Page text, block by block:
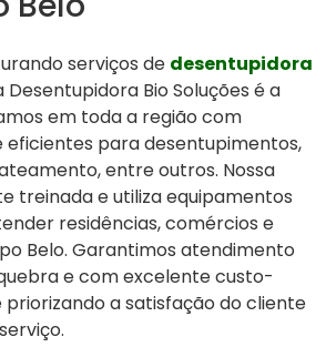
serviços de desentupidora
Desentupidora Bio Soluções é a
em toda a região com
eficientes para desentupimentos,
entre outros. Nossa
treinada e utiliza equipamentos
residências, comércios e
Belo. Garantimos atendimento
e com excelente custo-
a satisfação do cliente